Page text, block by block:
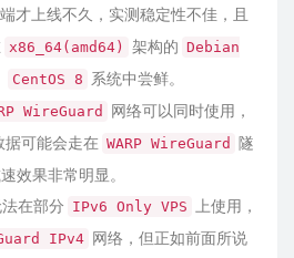
才上线不久，实测稳定性不佳，且
x86_64(amd64) 架构的 Debian
CentOS 8 系统中尝鲜。
WireGuard
网络可以同时使用，
可能会走在 WARP WireGuard 隧
效果非常明显。
在部分 IPv6 Only VPS 上使用，
IPv4 网络，但正如前面所说